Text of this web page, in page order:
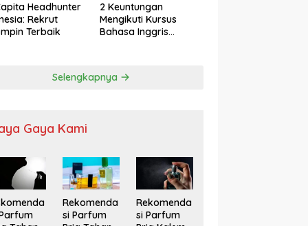
Headhunter
Rekrut
Terbaik
2 Keuntungan
Mengikuti Kursus
Bahasa Inggris
Selengkapnya
Gaya Kami
Rekomenda
si Parfum
Rekomenda
si Parfum